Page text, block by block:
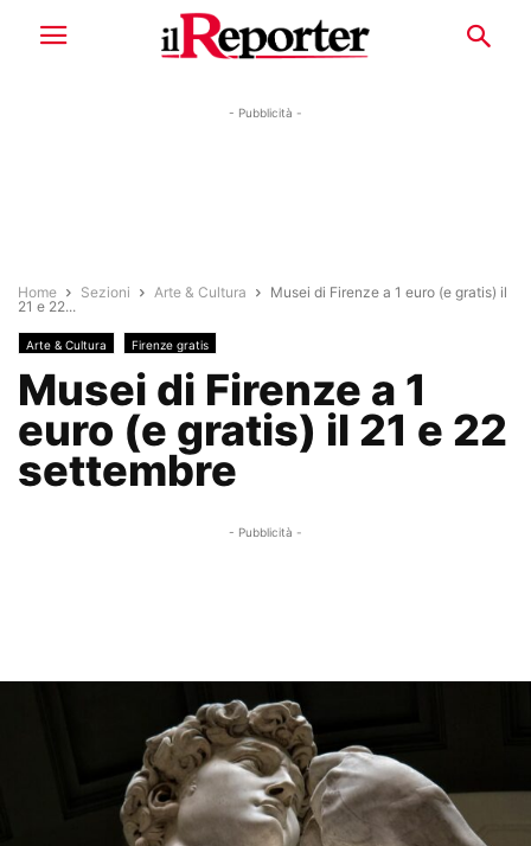
- Pubblicità -
Home Sezioni Arte & Cultura
Musei di Firenze a 1 euro (e gratis) il
21 e 22...
Arte & Cultura Firenze gratis
Musei di Firenze a 1
euro (e gratis) il 21 e 22
settembre
- Pubblicità -